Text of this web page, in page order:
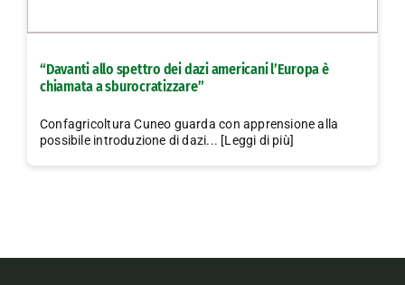
“Davanti allo spettro dei dazi americani l’Europa è
chiamata a sburocratizzare”
Confagricoltura Cuneo guarda con apprensione alla
possibile introduzione di dazi... [Leggi di più]